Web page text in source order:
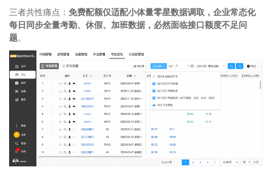
三者共性痛点： 免费配额仅适配小体量零星数据调取，企业常态化
每日同步全量考勤、休假、加班数据，必然面临接口额度不足问
题。